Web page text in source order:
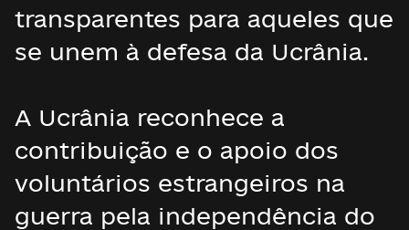
transparentes para aqueles que
se unem à defesa da Ucrânia.
A Ucrânia reconhece a
contribuição e o apoio dos
voluntários estrangeiros na
guerra pela independência do